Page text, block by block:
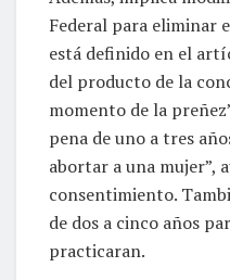
Federal para eliminar
está definido en el
del producto de la
momento de la
pena de uno a tres
abortar a una mujer”,
consentimiento.
de dos a cinco años
practicaran.